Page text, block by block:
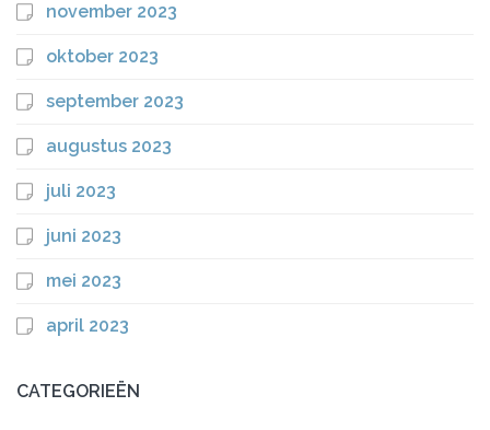
november 2023
oktober 2023
september 2023
augustus 2023
juli 2023
juni 2023
mei 2023
april 2023
CATEGORIEËN